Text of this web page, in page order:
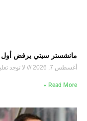
مانشستر سيتي يرفض
أغسطس 7, 2026 لا توجد
Read More »